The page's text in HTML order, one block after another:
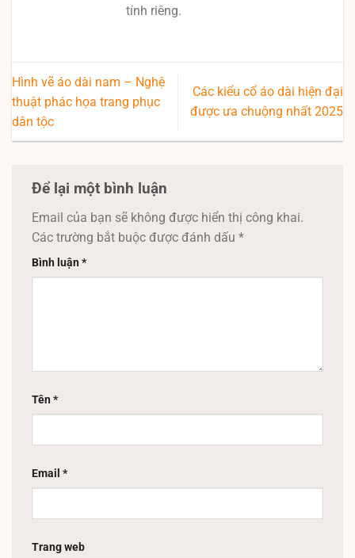
tính riêng.
Hình vẽ áo dài nam – Nghệ
thuật phác họa trang phục
dân tộc
Các kiểu cổ áo dài hiện đại
được ưa chuộng nhất 2025
Để lại một bình luận
Email của bạn sẽ không được hiển thị công khai.
Các trường bắt buộc được đánh dấu *
Bình luận*
Tên*
Email *
Trang web